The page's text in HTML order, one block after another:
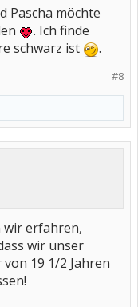
Pascha möchte
. Ich finde
schwarz ist
.
#8
wir erfahren,
wir unser
19 1/2 Jahren